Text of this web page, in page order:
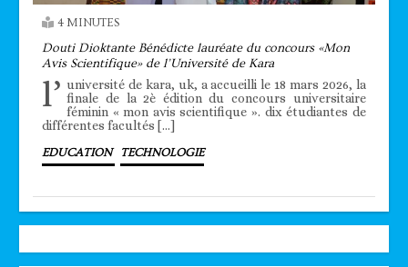
4 MINUTES
Douti Dioktante Bénédicte lauréate du concours «Mon
Avis Scientifique» de l’Université de Kara
l’ université de kara, uk, a accueilli le 18 mars 2026, la
finale de la 2è édition du concours universitaire
féminin « mon avis scientifique ». dix étudiantes de
différentes facultés […]
EDUCATION TECHNOLOGIE